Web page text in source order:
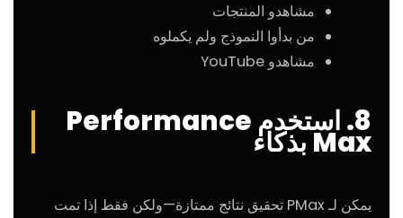
مشاهدو المنتجات
من بدأوا النموذج ولم يكملوه
مشاهدو YouTube
8. استخدم Performance
Max بذكاء
يمكن لـ PMax تحقيق نتائج ممتازة—ولكن فقط إذا تمت